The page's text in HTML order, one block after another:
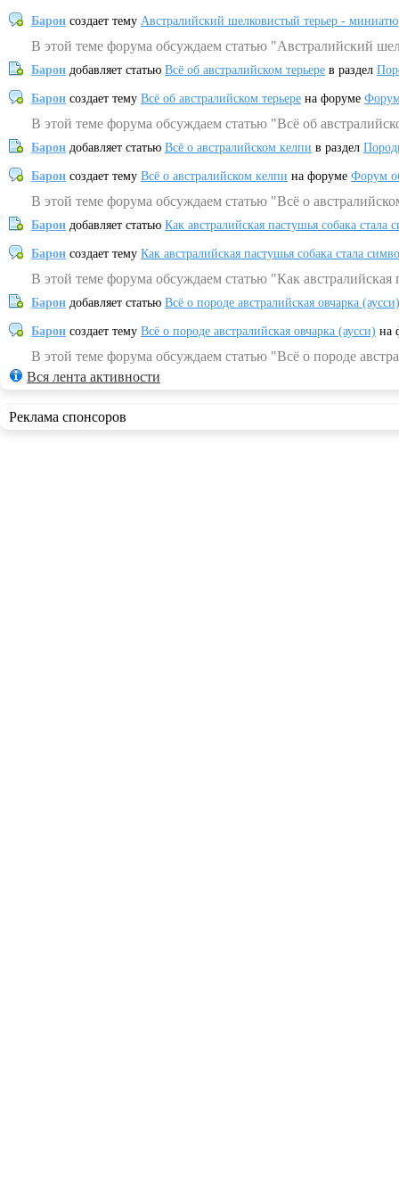
Барон создает тему Австралийский шелковистый терьер -
В этой теме форума обсуждаем статью "Австралийский
Барон добавляет статью Всё об австралийском терьере в раздел
Барон создает тему Всё об австралийском терьере на форуме
В этой теме форума обсуждаем статью "Всё об
Барон добавляет статью Всё о австралийском келпи в раздел
Барон создает тему Всё о австралийском келпи на форуме Форум
В этой теме форума обсуждаем статью "Всё о
Барон добавляет статью Как австралийская пастушья собака
Барон создает тему Как австралийская пастушья собака стала
В этой теме форума обсуждаем статью "Как
Барон добавляет статью Всё о породе австралийская овчарка (аусси)
Барон создает тему Всё о породе австралийская овчарка (аусси) на
В этой теме форума обсуждаем статью "Всё о породе
Вся лента активности
Реклама спонсоров